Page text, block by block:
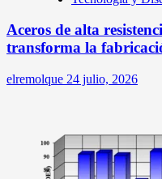
Aceros de alta
transforma la
elremolque 24 julio, 2026